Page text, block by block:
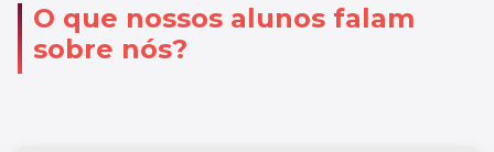
O que nossos alunos falam
sobre nós?